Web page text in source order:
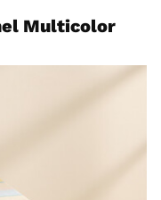
Multicolor